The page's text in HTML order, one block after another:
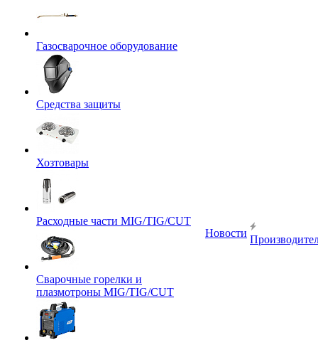
Газосварочное оборудование
Средства защиты
Хозтовары
Расходные части MIG/TIG/CUT
Сварочные горелки и
плазмотроны MIG/TIG/CUT
Новости